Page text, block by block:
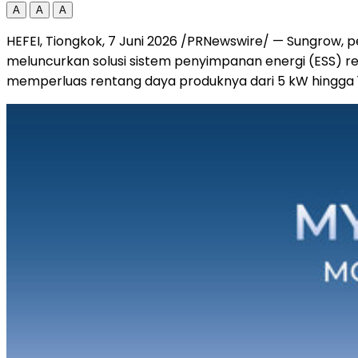
A A A
HEFEI, Tiongkok, 7 Juni 2026 /PRNewswire/ —
meluncurkan solusi sistem penyimpanan energi (ESS)
memperluas rentang daya produknya dari 5 kW hingga